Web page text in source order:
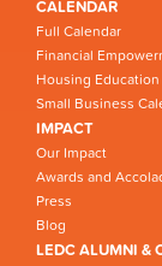
CALENDAR
Full Calendar
Financial
Housing
Small Business
IMPACT
Our Impact
Awards and
Press
Blog
LEDC ALUMNI &